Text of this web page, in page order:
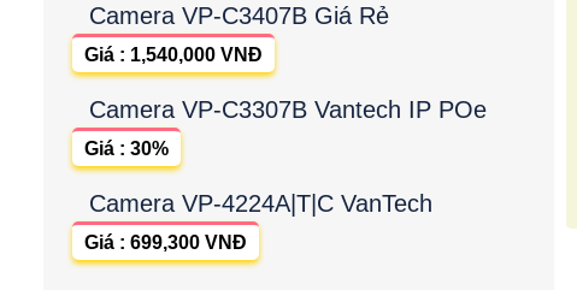
Camera VP-C3407B Giá Rẻ
Giá : 1,540,000 VNĐ
Camera VP-C3307B Vantech IP POe
Giá : 30%
Camera VP-4224A|T|C VanTech
Giá : 699,300 VNĐ